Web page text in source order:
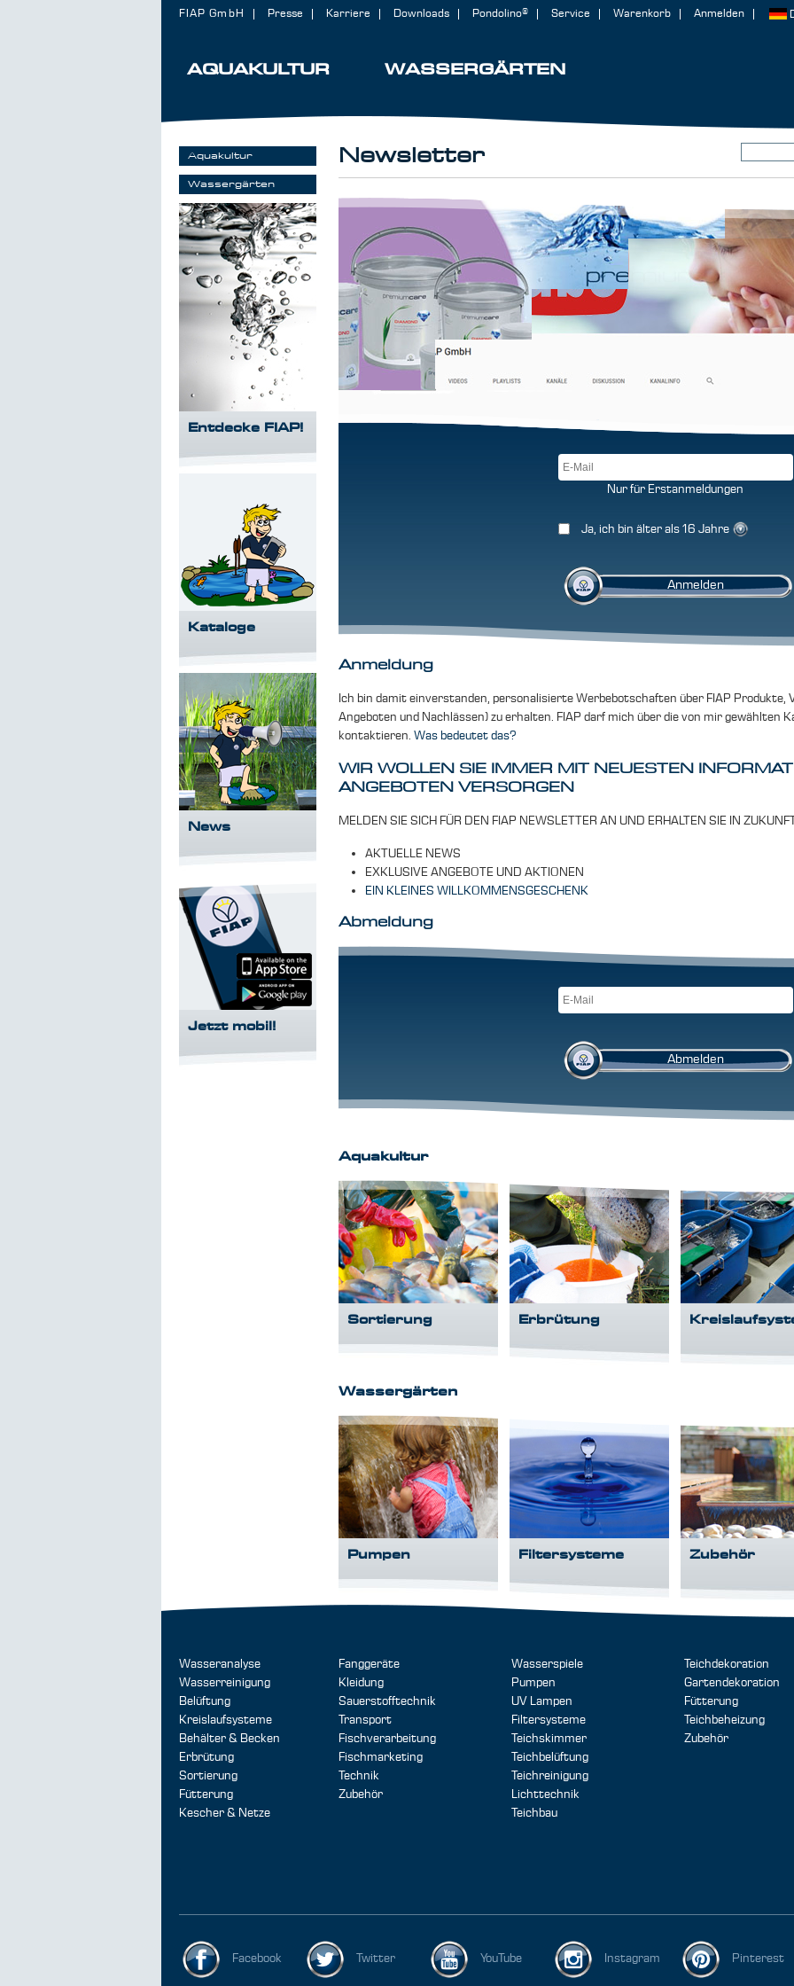
AQUAKULTUR WASSERGÄRTEN
FIAP GmbH Presse Karriere Downloads Pondolino® Service Warenkorb Anmelden
Newsletter
Nur für Erstanmeldungen
Ja, ich bin älter als 16 Jahre
Anmeldung
Ich bin damit einverstanden, personalisierte Werbebotschaften über FIAP
Angeboten und Nachlässen) zu erhalten. FIAP darf mich über die von mir gewählten
kontaktieren. Was bedeutet das?
WIR WOLLEN SIE IMMER MIT NEUESTEN
ANGEBOTEN VERSORGEN
MELDEN SIE SICH FÜR DEN FIAP NEWSLETTER AN UND ERHALTEN SIE IN
AKTUELLE NEWS
EXKLUSIVE ANGEBOTE UND AKTIONEN
EIN KLEINES WILLKOMMENSGESCHENK
Abmeldung
Aquakultur
Sortierung Erbrütung
Wassergärten
Pumpen Filtersysteme Zubehör
Aquakultur
Wassergärten
Entdecke FIAP!
Kataloge
News
Jetzt mobil!
Wasseranalyse
Wasserreinigung
Belüftung
Kreislaufsysteme
Behälter & Becken
Erbrütung
Sortierung
Fütterung
Kescher & Netze
Fanggeräte
Kleidung
Sauerstofftechnik
Transport
Fischverarbeitung
Fischmarketing
Technik
Zubehör
Wasserspiele
Pumpen
UV Lampen
Filtersysteme
Teichskimmer
Teichbelüftung
Teichreinigung
Lichttechnik
Teichbau
Teichdekoration
Gartendekoration
Fütterung
Teichbeheizung
Zubehör
Facebook Twitter YouTube Instagram Pinterest